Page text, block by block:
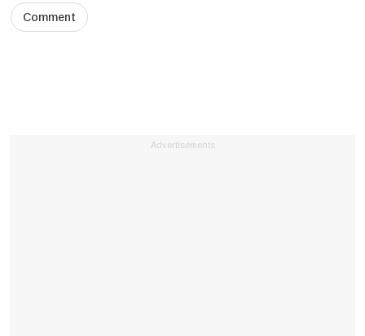
Advertisements